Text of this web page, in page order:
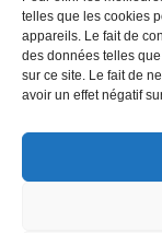
telles que les cookies
appareils. Le fait de
des données telles
sur ce site. Le fait de
avoir un effet négatif
CHU de La
- St Joseph -
Avenue François
BP 350
97448 Saint-Pierre
Secrétariat de